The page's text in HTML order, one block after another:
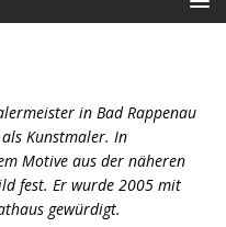
in Bad Rappenau
Kunstmaler. In
Motive aus der näheren
fest. Er wurde 2005 mit
gewürdigt.